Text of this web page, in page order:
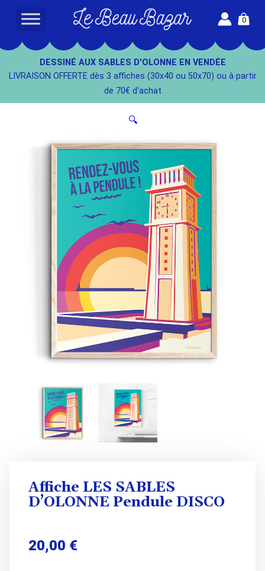
L
e
B
e
a
u
B
a
z
a
r
-
0
DESSINÉ AUX SABLES D'OLONNE EN VENDÉE
LIVRAISON OFFERTE dès 3 affiches (30x40 ou 50x70) ou à partir
de 70€ d'achat
🔍
Affiche LES SABLES
D’OLONNE Pendule DISCO
20,00 €